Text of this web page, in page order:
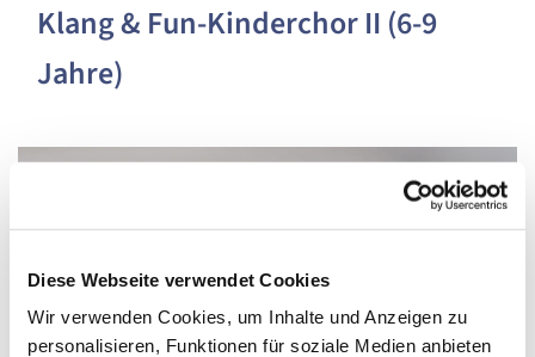
Diese Webseite verwendet Cookies
Wir verwenden Cookies, um Inhalte und Anzeigen zu
personalisieren, Funktionen für soziale Medien anbieten
Klang & Fun-Kinderchor II (6-9
Jahre)